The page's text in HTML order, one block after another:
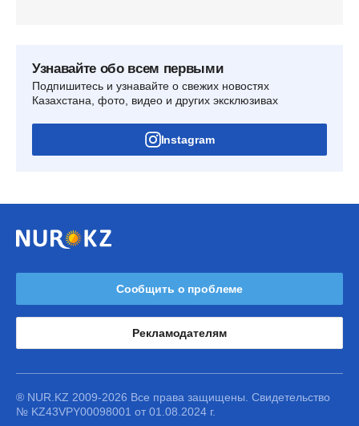
Узнавайте обо всем первыми
Подпишитесь и узнавайте о свежих новостях
Казахстана, фото, видео и других эксклюзивах
Instagram
Сообщить о проблеме
Рекламодателям
® NUR.KZ 2009-2026 Все права защищены. Свидетельство
№ KZ43VPY00098001 от 01.08.2024 г.